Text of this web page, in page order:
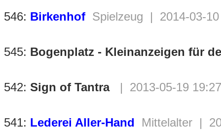
546: Birkenhof Spielzeug | 2014-03-
545: Bogenplatz - Kleinanzeigen für
542: Sign of Tantra | 2013-05-19
541: Lederei Aller-Hand Mittelalter |